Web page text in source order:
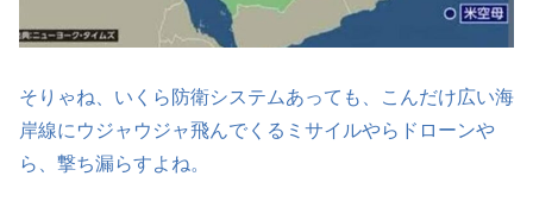
そりゃね、いくら防衛システムあっても、こんだけ広い海
岸線にウジャウジャ飛んでくるミサイルやらドローンや
ら、撃ち漏らすよね。